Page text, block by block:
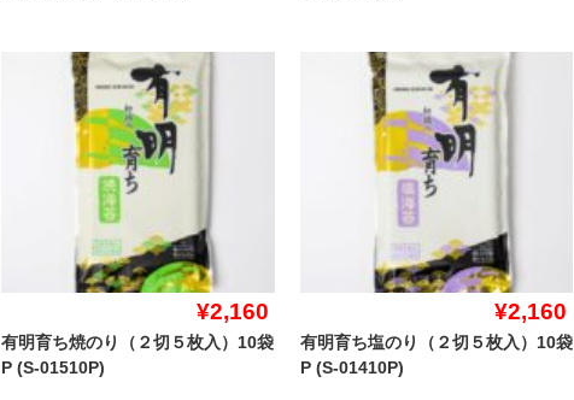
¥2,160
有明育ち焼のり（２切５枚入）10袋
P (S-01510P)
¥2,160
有明育ち塩のり（２切５枚入）10袋
P (S-01410P)